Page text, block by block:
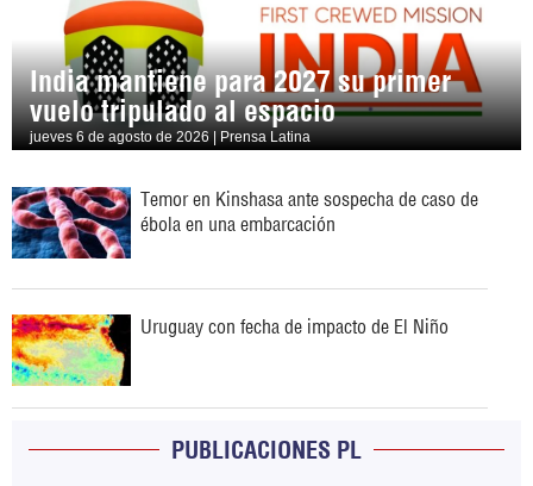
India mantiene para 2027 su primer
vuelo tripulado al espacio
jueves 6 de agosto de 2026 | Prensa Latina
Temor en Kinshasa ante sospecha de caso de
ébola en una embarcación
Uruguay con fecha de impacto de El Niño
PUBLICACIONES PL